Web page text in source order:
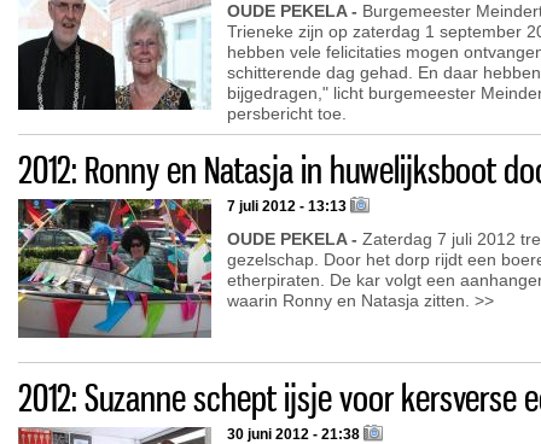
OUDE PEKELA - Burgemeester
Trieneke zijn op zaterdag 1 september
hebben vele felicitaties mogen
schitterende dag gehad. En daar
bijgedragen," licht burgemeester
persbericht toe.
2012: Ronny en Natasja in huwelijksboot
7 juli 2012 - 13:13
OUDE PEKELA - Zaterdag 7 juli 2012
gezelschap. Door het dorp rijdt een
etherpiraten. De kar volgt een
waarin Ronny en Natasja zitten. >>
2012: Suzanne schept ijsje voor kersverse
30 juni 2012 - 21:38